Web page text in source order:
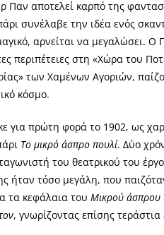
Παν αποτελεί καρπό της
συνέλαβε την ιδέα ενός
αρνείται να μεγαλώσει.
περιπέτειες στη «Χώρα του
των Χαμένων Αγοριών,
κόσμο.
για πρώτη φορά το 1902, ως
Το μικρό άσπρο πουλί. Δύο
του θεατρικού του
ήταν τόσο μεγάλη, που
τα κεφάλαια του Μικρού άσπρου
, γνωρίζοντας επίσης τεράστια